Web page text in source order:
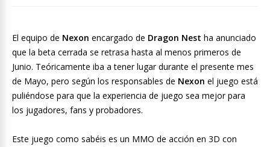
El equipo de Nexon encargado de Dragon Nest ha anunciado
que la beta cerrada se retrasa hasta al menos primeros de
Junio. Teóricamente iba a tener lugar durante el presente mes
de Mayo, pero según los responsables de Nexon el juego está
puliéndose para que la experiencia de juego sea mejor para
los jugadores, fans y probadores.
Este juego como sabéis es un MMO de acción en 3D con